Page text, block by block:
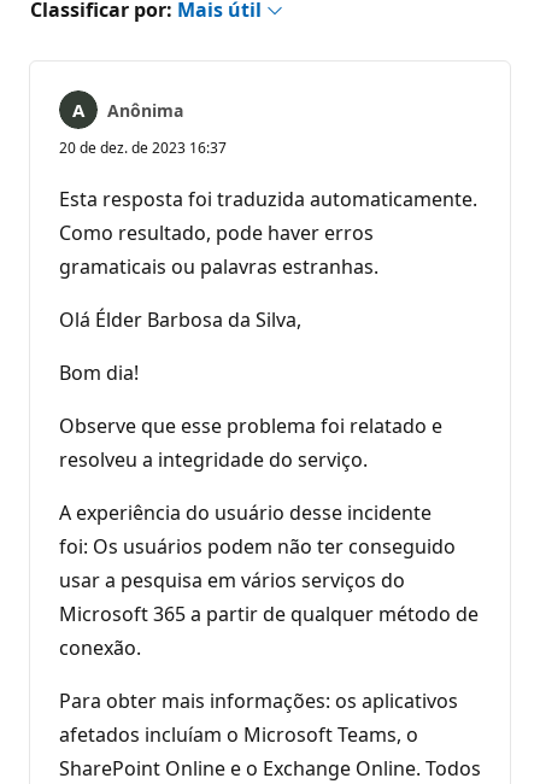
Classificar por: Mais útil
Anônima
20 de dez. de 2023 16:37
Esta resposta foi traduzida automaticamente.
Como resultado, pode haver erros
gramaticais ou palavras estranhas.
Olá Élder Barbosa da Silva,
Bom dia!
Observe que esse problema foi relatado e
resolveu a integridade do serviço.
A experiência do usuário desse incidente
foi: Os usuários podem não ter conseguido
usar a pesquisa em vários serviços do
Microsoft 365 a partir de qualquer método de
conexão.
Para obter mais informações: os aplicativos
afetados incluíam o Microsoft Teams, o
SharePoint Online e o Exchange Online. Todos